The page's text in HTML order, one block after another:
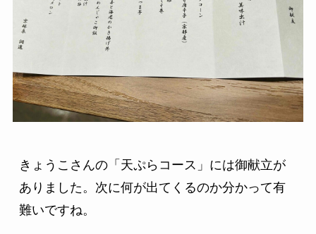
きょうこさんの「天ぷらコース」には御献立が
ありました。次に何が出てくるのか分かって有
難いですね。